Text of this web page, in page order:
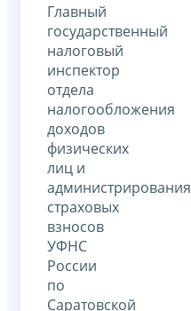
Главный
государственный
налоговый
инспектор
отдела
налогообложения
доходов
физических
лиц и
администрирования
страховых
взносов
УФНС
России
по
Саратовской